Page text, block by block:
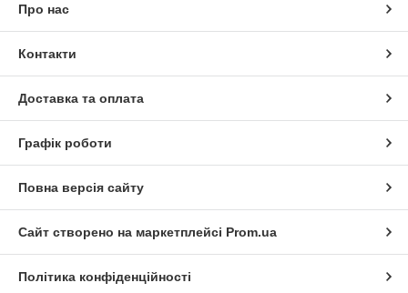
Про нас
Контакти
Доставка та оплата
Графік роботи
Повна версія сайту
Сайт створено на маркетплейсі Prom.ua
Політика конфіденційності